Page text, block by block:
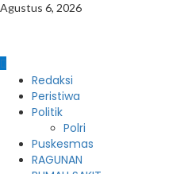
Skip
Agustus 6, 2026
Primary
Menu
Redaksi
Peristiwa
Politik
Polri
Puskesmas
RAGUNAN